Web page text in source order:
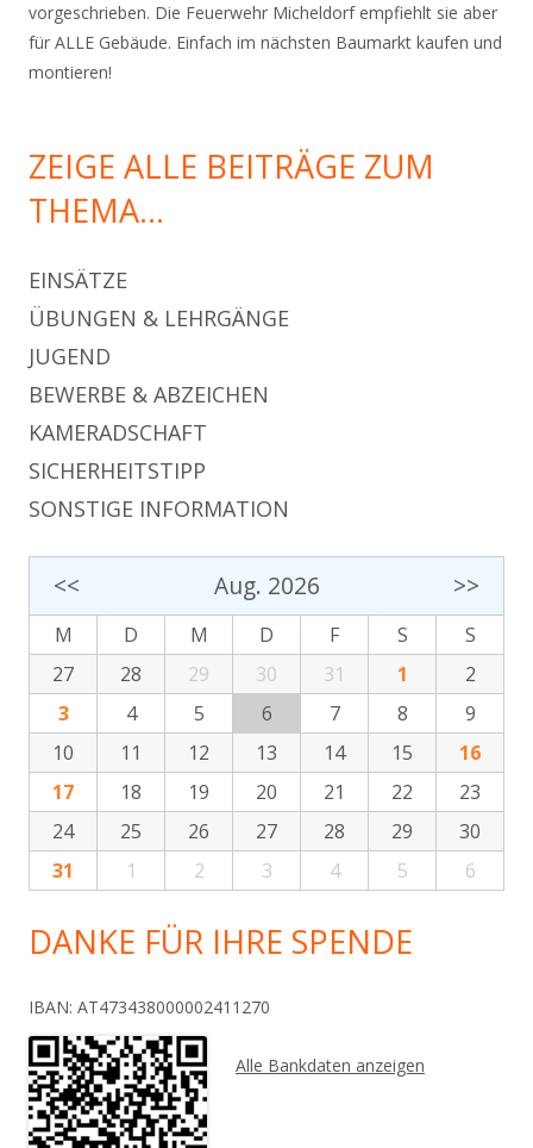
vorgeschrieben. Die Feuerwehr Micheldorf empfiehlt sie aber
für ALLE Gebäude. Einfach im nächsten Baumarkt kaufen und
montieren!
ZEIGE ALLE BEITRÄGE ZUM
THEMA…
EINSÄTZE
ÜBUNGEN & LEHRGÄNGE
JUGEND
BEWERBE & ABZEICHEN
KAMERADSCHAFT
SICHERHEITSTIPP
SONSTIGE INFORMATION
<< Aug. 2026 >>
M D M D F S
S
27
28 29 30 31 1
2
3
4 5 6 7 8
9
10
11 12 13 14 15
16
17
18 19 20 21 22
23
24
25 26 27 28 29
30
31
1 2 3 4 5 6
DANKE FÜR IHRE SPENDE
IBAN: AT473438000002411270
Alle Bankdaten anzeigen